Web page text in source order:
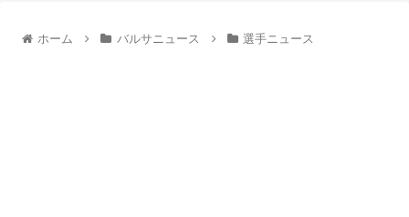
ホーム バルサニュース 選手ニュース